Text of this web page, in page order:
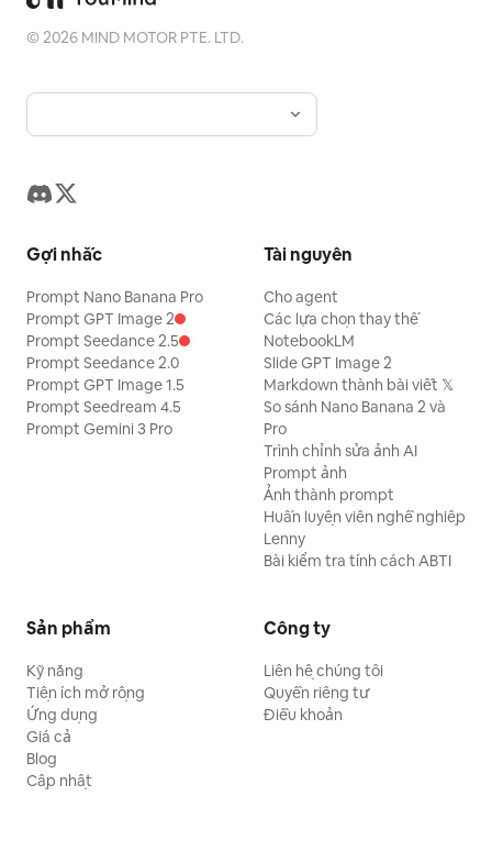
©2026 MIND MOTOR PTE. LTD.
Gợi nhắc
Prompt Nano Banana Pro
Prompt GPT Image 2
Prompt Seedance 2.5
Prompt Seedance 2.0
Prompt GPT Image 1.5
Prompt Seedream 4.5
Prompt Gemini 3 Pro
Tài nguyên
Cho agent
Các lựa chọn thay thế
NotebookLM
Slide GPT Image 2
Markdown thành bài viết 𝕏
So sánh Nano Banana 2 và
Pro
Trình chỉnh sửa ảnh AI
Prompt ảnh
Ảnh thành prompt
Huấn luyện viên nghề nghiệp
Lenny
Bài kiểm tra tính cách ABTI
Sản phẩm
Kỹ năng
Tiện ích mở rộng
Ứng dụng
Giá cả
Blog
Cập nhật
Công ty
Liên hệ chúng tôi
Quyền riêng tư
Điều khoản